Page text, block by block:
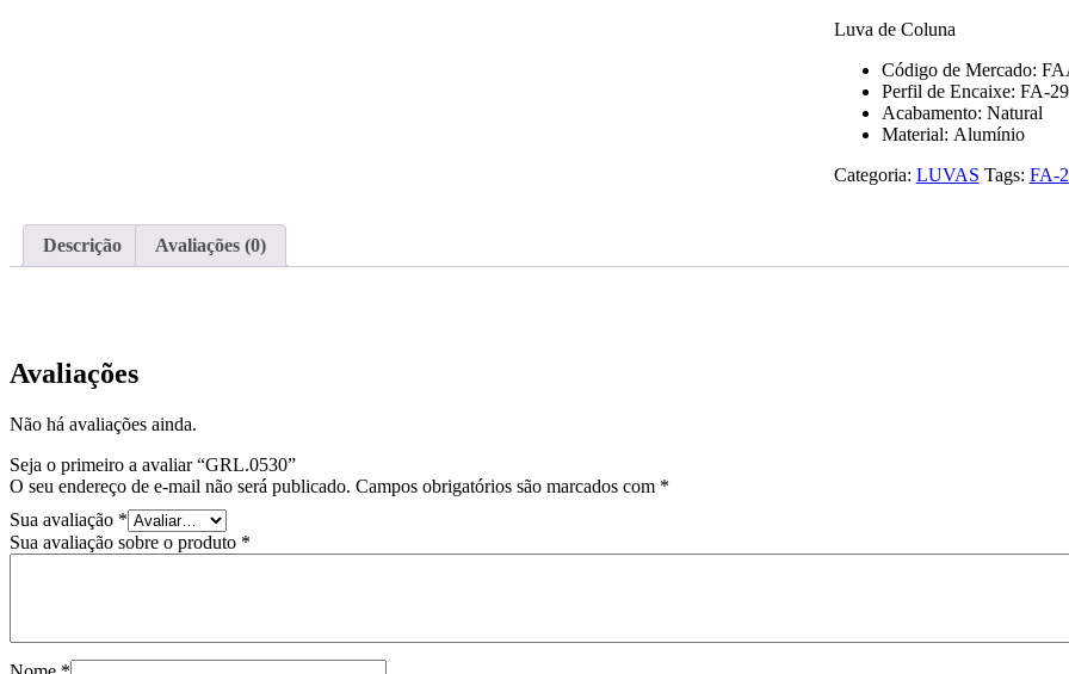
Luva de Coluna
Código de Mercado:
​​Perfil de Encaixe: FA-
Acabamento: Natural
Material: Alumínio
Categoria: LUVAS Tags: FA-
Descrição Avaliações (0)
Avaliações
Não há avaliações ainda.
Seja o primeiro a avaliar “GRL.0530”
O seu endereço de e-mail não será publicado. Campos obrigatórios são marcados com *
Sua avaliação *
Sua avaliação sobre o produto *